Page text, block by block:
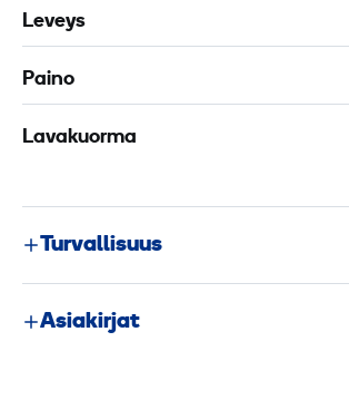
Leveys
Paino
Lavakuorma
Turvallisuus
Asiakirjat